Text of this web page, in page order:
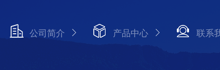
公司简介 产品中心 联系